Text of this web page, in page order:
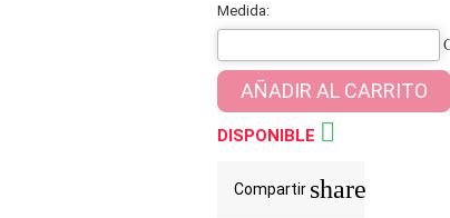
Medida:
AÑADIR AL CARRITO
DISPONIBLE 
Compartir share